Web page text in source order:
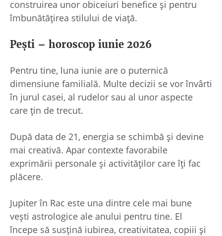
construirea unor obiceiuri benefice și pentru
îmbunătățirea stilului de viață.
Pești – horoscop iunie 2026
Pentru tine, luna iunie are o puternică
dimensiune familială. Multe decizii se vor învârti
în jurul casei, al rudelor sau al unor aspecte
care țin de trecut.
După data de 21, energia se schimbă și devine
mai creativă. Apar contexte favorabile
exprimării personale și activităților care îți fac
plăcere.
Jupiter în Rac este una dintre cele mai bune
vești astrologice ale anului pentru tine. El
începe să susțină iubirea, creativitatea, copiii și